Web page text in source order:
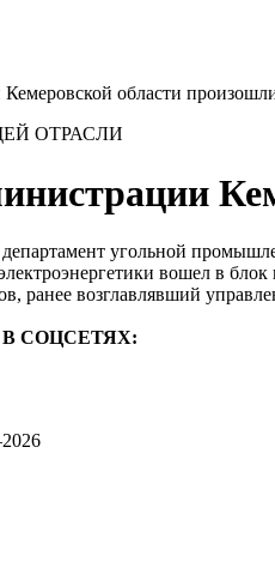
области
ОТРАСЛИ
угольной
вошел в
ранее возглавлявший
СОЦСЕТЯХ: